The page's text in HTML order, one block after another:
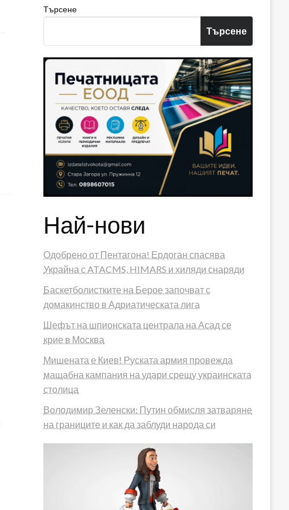
Търсене
Търсене
Най-нови
Одобрено от Пентагона! Ердоган спасява
Украйна с ATACMS, HIMARS и хиляди снаряди
Баскетболистките на Берое започват с
домакинство в Адриатическата лига
Шефът на шпионската централа на Асад се
крие в Москва
Мишената е Киев! Руската армия провежда
мащабна кампания на удари срещу украинската
столица
Володимир Зеленски: Путин обмисля затваряне
на границите и как да заблуди народа си